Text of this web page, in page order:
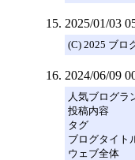
2025/01/03
(C) 2025 ブロ
2024/06/09
人気ブログラ
投稿内容
タグ
ブログタイト
ウェブ全体